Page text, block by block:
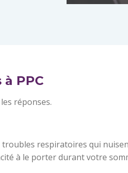
PPC
réponses.
respiratoires qui
à le porter durant votre